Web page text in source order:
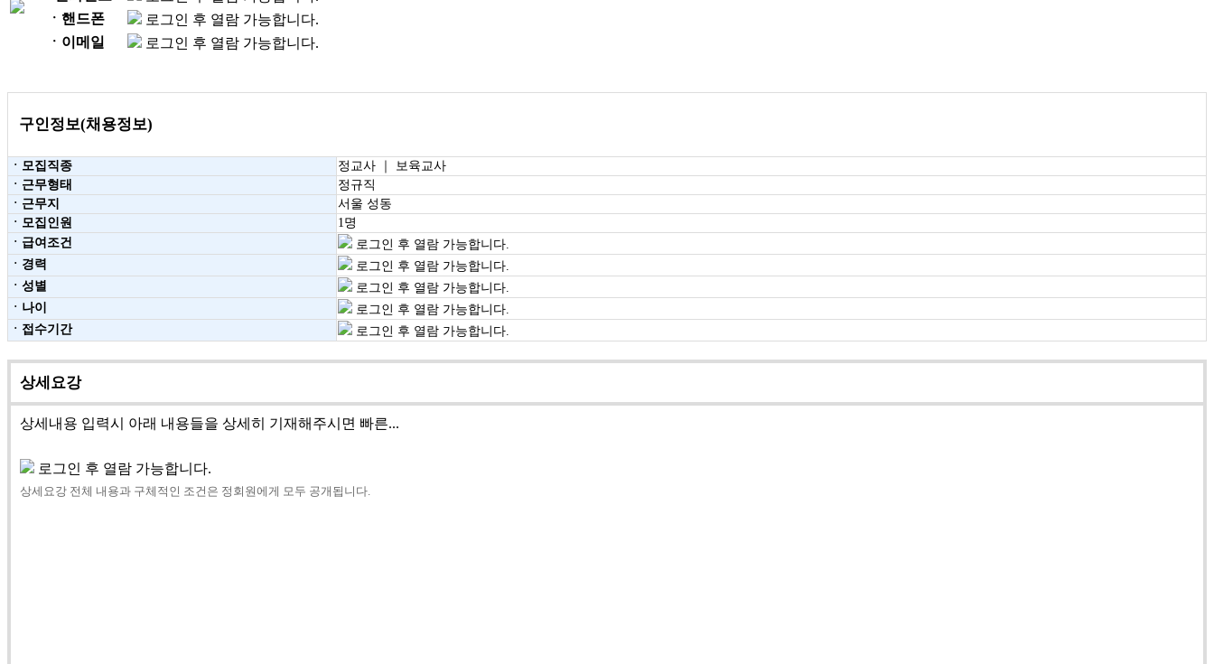
ㆍ핸드폰
로그인 후 열람 가능합니다.
ㆍ이메일
로그인 후 열람 가능합니다.
구인정보(채용정보)
ㆍ모집직종
정교사 ｜ 보육교사
ㆍ근무형태
정규직
ㆍ근무지
서울 성동
ㆍ모집인원
1명
ㆍ급여조건
로그인 후 열람 가능합니다.
ㆍ경력
로그인 후 열람 가능합니다.
ㆍ성별
로그인 후 열람 가능합니다.
ㆍ나이
로그인 후 열람 가능합니다.
ㆍ접수기간
로그인 후 열람 가능합니다.
상세요강
상세내용 입력시 아래 내용들을 상세히 기재해주시면 빠른...
로그인 후 열람 가능합니다.
상세요강 전체 내용과 구체적인 조건은 정회원에게 모두 공개됩니다.